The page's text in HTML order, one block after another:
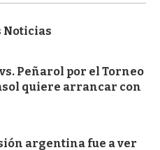
Noticias
Peñarol por el Torneo
quiere arrancar con
argentina fue a ver